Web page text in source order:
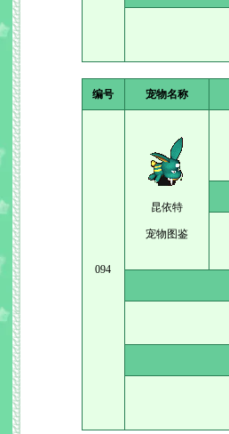
编号 宠物名称
094
昆依特
宠物图鉴